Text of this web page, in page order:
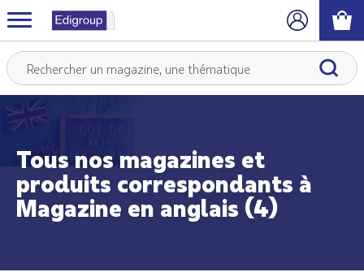
Tous nos magazines et
produits correspondants à
Magazine en anglais (4)